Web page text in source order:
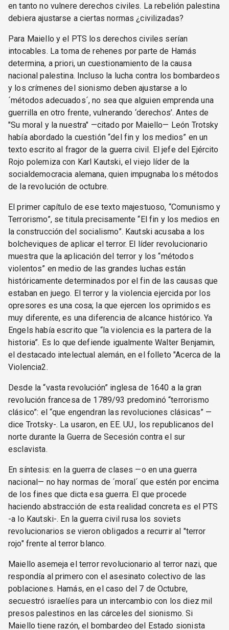
en tanto no vulnere derechos civiles. La rebelión palestina
debiera ajustarse a ciertas normas ¿civilizadas?
Para Maiello y el PTS los derechos civiles serían
intocables. La toma de rehenes por parte de Hamás
determina, a priori, un cuestionamiento de la causa
nacional palestina. Incluso la lucha contra los bombardeos
y los crímenes del sionismo deben ajustarse a lo
´métodos adecuados´, no sea que alguien emprenda una
guerrilla en otro frente, vulnerando ‘derechos’. Antes de
"Su moral y la nuestra" —citado por Maiello— León Trotsky
había abordado la cuestión “del fin y los medios” en un
texto escrito al fragor de la guerra civil. El jefe del Ejército
Rojo polemiza con Karl Kautski, el viejo líder de la
socialdemocracia alemana, quien impugnaba los métodos
de la revolución de octubre.
El primer capítulo de ese texto majestuoso, “Comunismo y
Terrorismo”, se titula precisamente “El fin y los medios en
la construcción del socialismo”. Kautski acusaba a los
bolcheviques de aplicar el terror. El líder revolucionario
muestra que la aplicación del terror y los “métodos
violentos” en medio de las grandes luchas están
históricamente determinados por el fin de las causas que
estaban en juego. El terror y la violencia ejercida por los
opresores es una cosa; la que ejercen los oprimidos es
muy diferente, es una diferencia de alcance histórico. Ya
Engels había escrito que “la violencia es la partera de la
historia”. Es lo que defiende igualmente Walter Benjamin,
el destacado intelectual alemán, en el folleto "Acerca de la
Violencia2.
Desde la “vasta revolución” inglesa de 1640 a la gran
revolución francesa de 1789/93 predominó “terrorismo
clásico”: el “que engendran las revoluciones clásicas” —
dice Trotsky-. La usaron, en EE. UU., los republicanos del
norte durante la Guerra de Secesión contra el sur
esclavista.
En síntesis: en la guerra de clases —o en una guerra
nacional— no hay normas de ´moral´ que estén por encima
de los fines que dicta esa guerra. El que procede
haciendo abstracción de esta realidad concreta es el PTS
-a lo Kautski-. En la guerra civil rusa los soviets
revolucionarios se vieron obligados a recurrir al "terror
rojo" frente al terror blanco.
Maiello asemeja el terror revolucionario al terror nazi, que
respondía al primero con el asesinato colectivo de las
poblaciones. Hamás, en el caso del 7 de Octubre,
secuestró israelíes para un intercambio con los diez mil
presos palestinos en las cárceles del sionismo. Si
Maiello tiene razón, el bombardeo del Estado sionista